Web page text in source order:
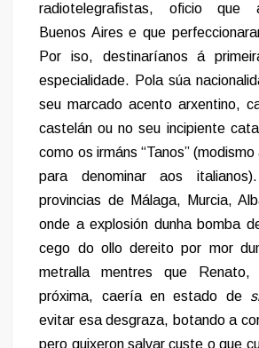
radiotelegrafistas, oficio que
Buenos Aires e que
Por iso, destinaríanos á
especialidade. Pola súa
seu marcado acento arxentino,
castelán ou no seu incipiente
como os irmáns “Tanos”
para denominar aos
provincias de Málaga, Murcia,
onde a explosión dunha bomba
cego do ollo dereito por mor
metralla mentres que Renato,
próxima, caería en estado de
evitar esa desgraza, botando a
pero quixeron salvar custe o que